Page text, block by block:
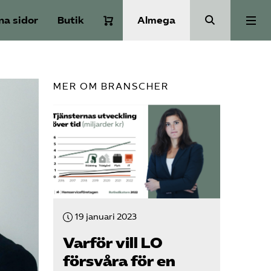
sidor Butik Almega
Medlemskap
Auktorisation
MER OM BRANSCHER
19 januari 2023
Varför vill LO
försvåra för en